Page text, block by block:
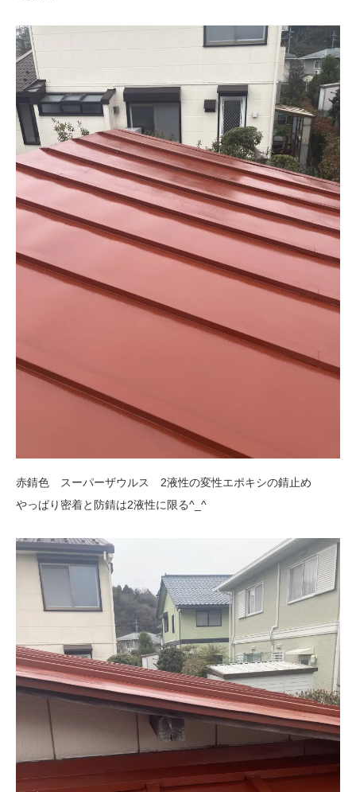
赤錆色 スーパーザウルス 2液性の変性エポキシの錆止め
やっぱり密着と防錆は2液性に限る^_^